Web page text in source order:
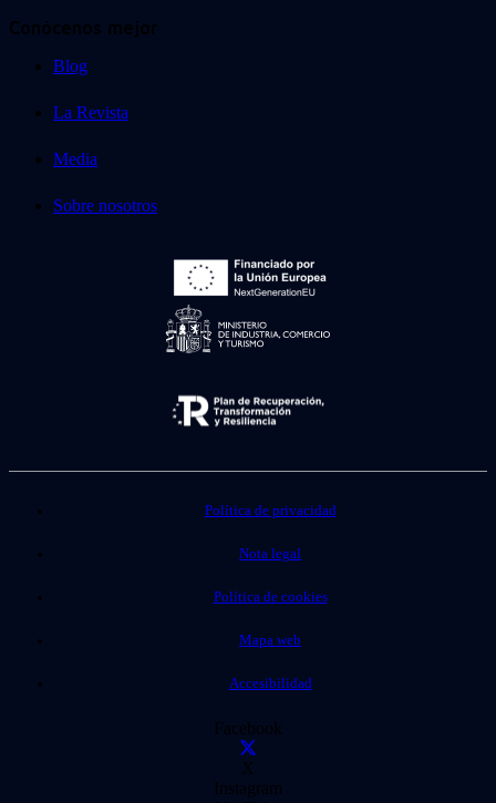
Conócenos mejor
Blog
La Revista
Media
Sobre nosotros
Política de privacidad
Nota legal
Política de cookies
Mapa web
Accesibilidad
Facebook
X
Instagram